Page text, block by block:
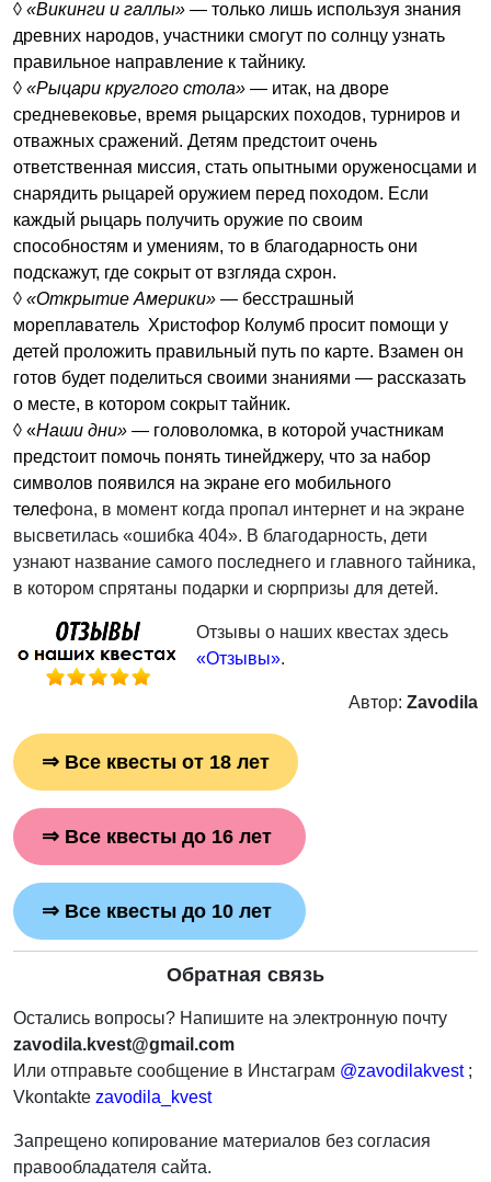
◊ «Викинги и галлы» — только лишь используя знания
древних народов, участники смогут по солнцу узнать
правильное направление к тайнику.
◊ «Рыцари круглого стола» — итак, на дворе
средневековье, время рыцарских походов, турниров и
отважных сражений. Детям предстоит очень
ответственная миссия, стать опытными оруженосцами и
снарядить рыцарей оружием перед походом. Если
каждый рыцарь получить оружие по своим
способностям и умениям, то в благодарность они
подскажут, где сокрыт от взгляда схрон.
◊ «Открытие Америки» — бесстрашный
мореплаватель Христофор Колумб просит помощи у
детей проложить правильный путь по карте. Взамен он
готов будет поделиться своими знаниями — рассказать
о месте, в котором сокрыт тайник.
◊ «Наши дни» — головоломка, в которой участникам
предстоит помочь понять тинейджеру, что за набор
символов появился на экране его мобильного
телефона, в момент когда пропал интернет и на экране
высветилась «ошибка 404». В благодарность, дети
узнают название самого последнего и главного тайника,
в котором спрятаны подарки и сюрпризы для детей.
Отзывы о наших квестах здесь
«Отзывы».
Автор: Zavodila
⇒Все квесты от 18 лет
⇒Все квесты до 16 лет
⇒Все квесты до 10 лет
Обратная связь
Остались вопросы? Напишите на электронную почту
zavodila.kvest@gmail.com
Или отправьте сообщение в Инстаграм @zavodilakvest;
Vkontakte zavodila_kvest
Запрещено копирование материалов без согласия
правообладателя сайта.